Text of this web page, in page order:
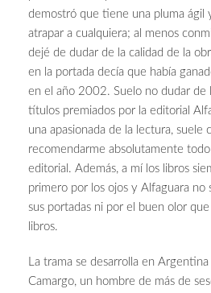
demostró que tiene una pluma ágil
atrapar a cualquiera; al menos
dejé de dudar de la calidad de la
en la portada decía que había
en el año 2002. Suelo no dudar de
títulos premiados por la editorial
una apasionada de la lectura, suele
recomendarme absolutamente
editorial. Además, a mí los libros
primero por los ojos y Alfaguara no
sus portadas ni por el buen olor
libros.
La trama se desarrolla en
Camargo, un hombre de más de